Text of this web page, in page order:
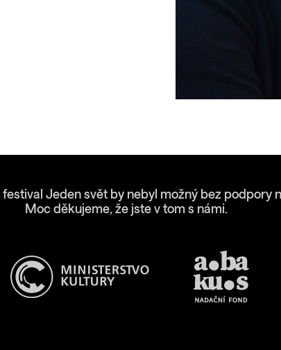
Jeden svět by nebyl možný bez podpory
Moc děkujeme, že jste v tom s námi.